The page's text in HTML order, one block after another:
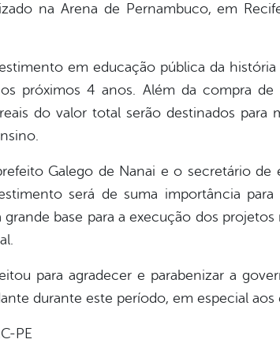
na Arena de Pernambuco, em
em educação pública da
próximos 4 anos. Além da compra
do valor total serão destinados para
Galego de Nanai e o secretário
será de suma importância
base para a execução dos
para agradecer e parabenizar a
durante este período, em especial
PE